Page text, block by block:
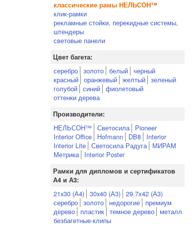
классические рамы НЕЛЬСОН™
клик-рамки
рекламные стойки, перекидные системы,
штендеры
световые панели
Цвет багета:
серебро золото белый черный
красный оранжевый желтый зеленый
голубой синий фиолетовый
оттенки дерева
Производители:
НЕЛЬСОН™ Светосила
Pioneer
Interior Office
Hofmann DB8
Interior
Interior Lite Светосила Радуга
МИРАМ
Метрика
Interior Poster
Рамки для дипломов и сертификатов
А4 и А3:
21x30 (А4) 30x40 (А3) 29.7х42 (А3)
серебро золото недорогие
премиум
дерево
пластик темное дерево
металл
безбагетные-клипы